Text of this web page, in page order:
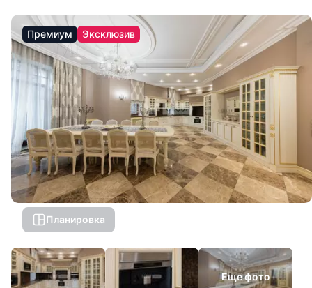
Премиум Эксклюзив
Планировка
Еще фото